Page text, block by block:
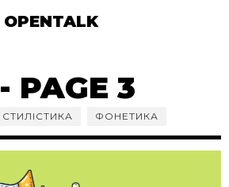
OPENTALK
- PAGE 3
СТИЛІСТИКА ФОНЕТИКА